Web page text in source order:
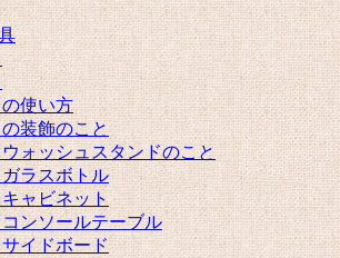
使い方
装飾のこと
ォッシュスタンドのこと
ラスボトル
ャビネット
ンソールテーブル
イドボード